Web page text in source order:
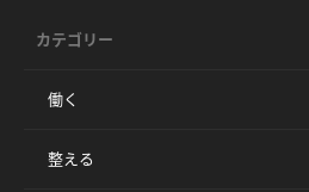
カテゴリー
働く
整える